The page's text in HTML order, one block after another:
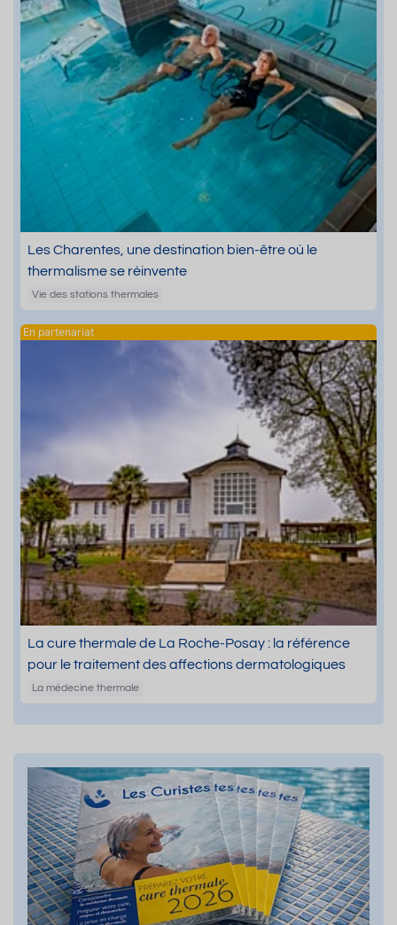
Les Charentes, une destination bien-être où le
thermalisme se réinvente
Vie des stations thermales
La cure thermale de La Roche-Posay : la référence
pour le traitement des affections dermatologiques
La médecine thermale